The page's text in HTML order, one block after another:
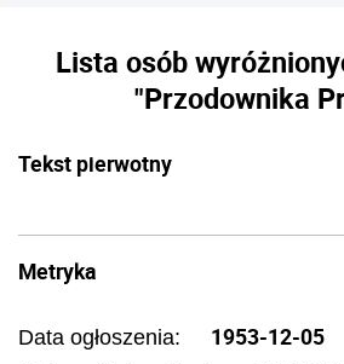
Lista osób
"Przodownika
Tekst pierwotny
Metryka
Data ogłoszenia: 1953-12-05